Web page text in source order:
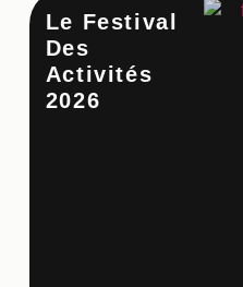
Le Festival
Des
Activités
2026